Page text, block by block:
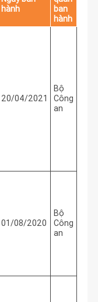
hành
ban
hành
20/04/2021
Bộ
Công
an
01/08/2020
Bộ
Công
an